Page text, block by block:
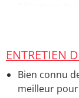
Symbole
Oreiller carré
Cristaux de
d'entretien
ENTRETIEN
Bien connu
meilleur